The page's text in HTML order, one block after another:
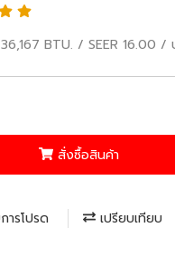
BTU. / SEER 16.00 /
สั่งซื้อสินค้า
ารโปรด เปรียบเทียบ